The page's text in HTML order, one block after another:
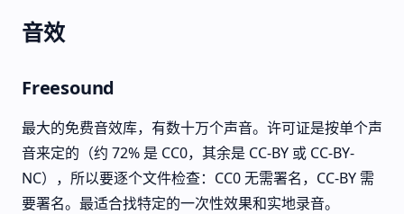
音效
Freesound
最大的免费音效库，有数十万个声音。许可证是按单个声
音来定的（约 72% 是 CC0，其余是 CC-BY 或 CC-BY-
NC），所以要逐个文件检查：CC0 无需署名，CC-BY 需
要署名。最适合找特定的一次性效果和实地录音。